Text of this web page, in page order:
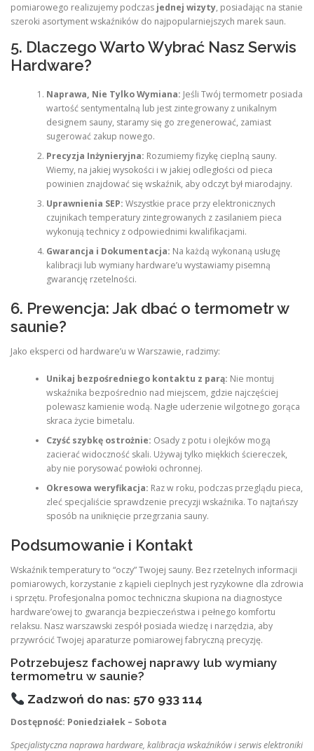
pomiarowego realizujemy podczas jednej wizyty, posiadając na stanie
szeroki asortyment wskaźników do najpopularniejszych marek saun.
5. Dlaczego Warto Wybrać Nasz Serwis
Hardware?
Naprawa, Nie Tylko Wymiana: Jeśli Twój termometr posiada
wartość sentymentalną lub jest zintegrowany z unikalnym
designem sauny, staramy się go zregenerować, zamiast
sugerować zakup nowego.
Precyzja Inżynieryjna: Rozumiemy fizykę cieplną sauny.
Wiemy, na jakiej wysokości i w jakiej odległości od pieca
powinien znajdować się wskaźnik, aby odczyt był miarodajny.
Uprawnienia SEP: Wszystkie prace przy elektronicznych
czujnikach temperatury zintegrowanych z zasilaniem pieca
wykonują technicy z odpowiednimi kwalifikacjami.
Gwarancja i Dokumentacja: Na każdą wykonaną usługę
kalibracji lub wymiany hardware’u wystawiamy pisemną
gwarancję rzetelności.
6. Prewencja: Jak dbać o termometr w
saunie?
Jako eksperci od hardware’u w Warszawie, radzimy:
Unikaj bezpośredniego kontaktu z parą: Nie montuj
wskaźnika bezpośrednio nad miejscem, gdzie najczęściej
polewasz kamienie wodą. Nagłe uderzenie wilgotnego gorąca
skraca życie bimetalu.
Czyść szybkę ostrożnie: Osady z potu i olejków mogą
zacierać widoczność skali. Używaj tylko miękkich ściereczek,
aby nie porysować powłoki ochronnej.
Okresowa weryfikacja: Raz w roku, podczas przeglądu pieca,
zleć specjaliście sprawdzenie precyzji wskaźnika. To najtańszy
sposób na uniknięcie przegrzania sauny.
Podsumowanie i Kontakt
Wskaźnik temperatury to “oczy” Twojej sauny. Bez rzetelnych informacji
pomiarowych, korzystanie z kąpieli cieplnych jest ryzykowne dla zdrowia
i sprzętu. Profesjonalna pomoc techniczna skupiona na diagnostyce
hardware’owej to gwarancja bezpieczeństwa i pełnego komfortu
relaksu. Nasz warszawski zespół posiada wiedzę i narzędzia, aby
przywrócić Twojej aparaturze pomiarowej fabryczną precyzję.
Potrzebujesz fachowej naprawy lub wymiany
termometru w saunie?
Zadzwoń do nas: 570 933 114
Dostępność: Poniedziałek – Sobota
Specjalistyczna naprawa hardware, kalibracja wskaźników i serwis elektroniki